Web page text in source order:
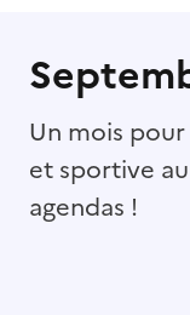
Un mois
et sportive
agendas !